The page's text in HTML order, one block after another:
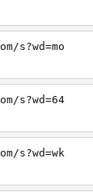
s?wd=mo
s?wd=64
s?wd=wk